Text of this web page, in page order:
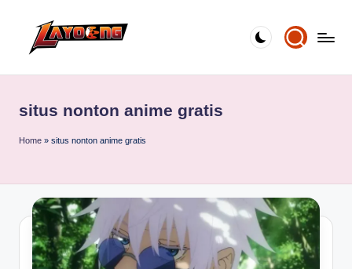
situs nonton anime gratis
Home » situs nonton anime gratis